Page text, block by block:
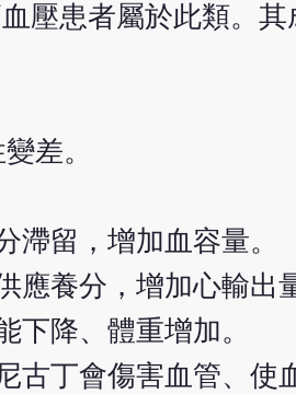
壓患者屬於此類。
差。
滯留，增加血容量。
應養分，增加心輸出
下降、體重增加。
古丁會傷害血管、使